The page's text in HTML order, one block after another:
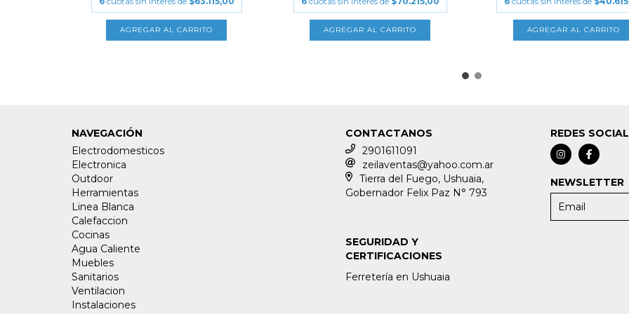
NAVEGACIÓN
Electrodomesticos
Electronica
Outdoor
Herramientas
Linea Blanca
Calefaccion
Cocinas
Agua Caliente
Muebles
Sanitarios
Ventilacion
Instalaciones
CONTACTANOS
2901611091
zeilaventas@yahoo.com.ar
Tierra del Fuego, Ushuaia,
Gobernador Felix Paz N° 793
REDES
NEWSLETTER
SEGURIDAD Y
CERTIFICACIONES
Ferretería en Ushuaia